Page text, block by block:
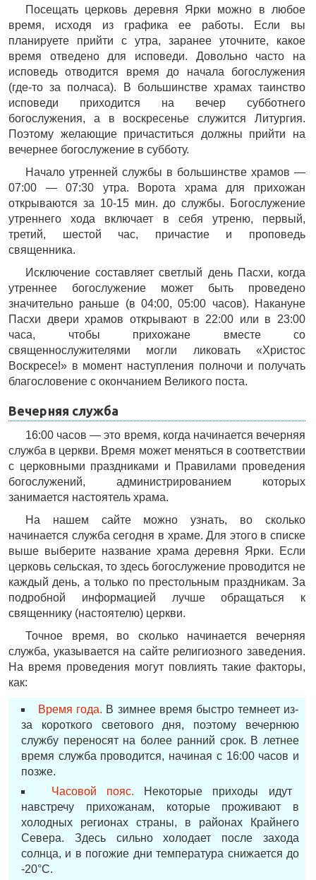
Посещать церковь деревня Ярки можно в любое
время, исходя из графика ее работы. Если вы
планируете прийти с утра, заранее уточните, какое
время отведено для исповеди. Довольно часто на
исповедь отводится время до начала богослужения
(где-то за полчаса). В большинстве храмах таинство
исповеди приходится на вечер субботнего
богослужения, а в воскресенье служится Литургия.
Поэтому желающие причаститься должны прийти на
вечернее богослужение в субботу.
Начало утренней службы в большинстве храмов —
07:00 — 07:30 утра. Ворота храма для прихожан
открываются за 10-15 мин. до службы. Богослужение
утреннего хода включает в себя утреню, первый,
третий, шестой час, причастие и проповедь
священника.
Исключение составляет светлый день Пасхи, когда
утреннее богослужение может быть проведено
значительно раньше (в 04:00, 05:00 часов). Накануне
Пасхи двери храмов открывают в 22:00 или в 23:00
часа, чтобы прихожане вместе со
священнослужителями могли ликовать «Христос
Воскресе!» в момент наступления полночи и получать
благословение с окончанием Великого поста.
Вечерняя служба
16:00 часов — это время, когда начинается вечерняя
служба в церкви. Время может меняться в соответствии
с церковными праздниками и Правилами проведения
богослужений, администрированием которых
занимается настоятель храма.
На нашем сайте можно узнать, во сколько
начинается служба сегодня в храме. Для этого в списке
выше выберите название храма деревня Ярки. Если
церковь сельская, то здесь богослужение проводится не
каждый день, а только по престольным праздникам. За
подробной информацией лучше обращаться к
священнику (настоятелю) церкви.
Точное время, во сколько начинается вечерняя
служба, указывается на сайте религиозного заведения.
На время проведения могут повлиять такие факторы,
как:
Время года. В зимнее время быстро темнеет из-
за короткого светового дня, поэтому вечернюю
службу переносят на более ранний срок. В летнее
время служба проводится, начиная с 16:00 часов и
позже.
Часовой пояс. Некоторые приходы идут
навстречу прихожанам, которые проживают в
холодных регионах страны, в районах Крайнего
Севера. Здесь сильно холодает после захода
солнца, и в погожие дни температура снижается до
-20°С.